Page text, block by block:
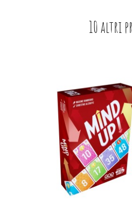
10 altri